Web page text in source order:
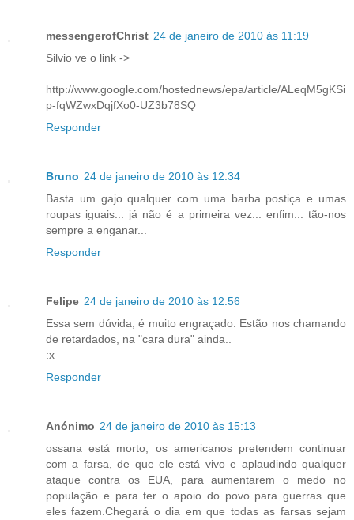
messengerofChrist 24 de janeiro de 2010 às 11:19
Silvio ve o link ->
http://www.google.com/hostednews/epa/article/ALeqM5gKSi
p-fqWZwxDqjfXo0-UZ3b78SQ
Responder
Bruno 24 de janeiro de 2010 às 12:34
Basta um gajo qualquer com uma barba postiça e umas
roupas iguais... já não é a primeira vez... enfim... tão-nos
sempre a enganar...
Responder
Felipe 24 de janeiro de 2010 às 12:56
Essa sem dúvida, é muito engraçado. Estão nos chamando
de retardados, na "cara dura" ainda..
:x
Responder
Anónimo 24 de janeiro de 2010 às 15:13
ossana está morto, os americanos pretendem continuar
com a farsa, de que ele está vivo e aplaudindo qualquer
ataque contra os EUA, para aumentarem o medo no
população e para ter o apoio do povo para guerras que
eles fazem.Chegará o dia em que todas as farsas sejam